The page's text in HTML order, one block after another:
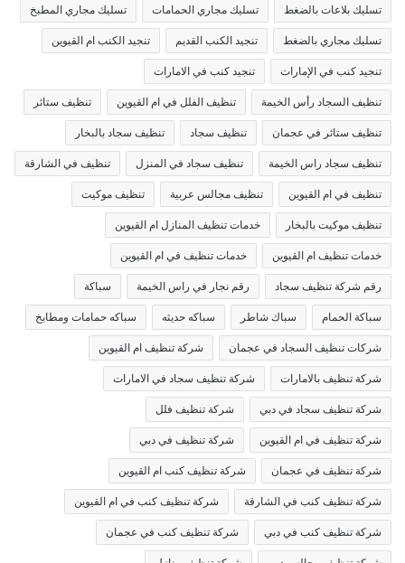
تسليك بلاعات بالضغط تسليك مجاري الحمامات تسليك مجاري المطبخ
تسليك مجاري بالضغط تنجيد الكنب القديم تنجيد الكنب ام القيوين
تنجيد كنب في الإمارات تنجيد كنب في الامارات
تنظيف السجاد رأس الخيمة تنظيف الفلل في ام القيوين تنظيف ستائر
تنظيف ستائر في عجمان تنظيف سجاد تنظيف سجاد بالبخار
تنظيف سجاد راس الخيمة تنظيف سجاد في المنزل تنظيف في الشارقة
تنظيف في ام القيوين تنظيف مجالس عربية تنظيف موكيت
تنظيف موكيت بالبخار خدمات تنظيف المنازل ام القيوين
خدمات تنظيف ام القيوين خدمات تنظيف في ام القيوين
رقم شركة تنظيف سجاد رقم نجار في راس الخيمة سباكة
سباكة الحمام سباك شاطر سباكه حديثه سباكه حمامات ومطابخ
شركات تنظيف السجاد في عجمان شركة تنظيف ام القيوين
شركة تنظيف بالامارات شركة تنظيف سجاد في الامارات
شركة تنظيف سجاد في دبي شركة تنظيف فلل
شركة تنظيف في ام القيوين شركة تنظيف في دبي
شركة تنظيف في عجمان شركة تنظيف كنب ام القيوين
شركة تنظيف كنب في الشارقة شركة تنظيف كنب في ام القيوين
شركة تنظيف كنب في دبي شركة تنظيف كنب في عجمان